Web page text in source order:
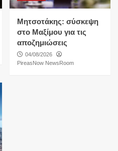
Μητσοτάκης: σύσκεψη
στο Μαξίμου για τις
αποζημιώσεις
04/08/2026
PireasNow NewsRoom